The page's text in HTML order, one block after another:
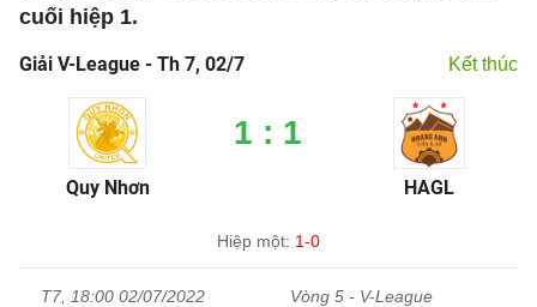
cuối hiệp 1.
Giải V-League - Th 7, 02/7 Kết thúc
Quy Nhơn
1 : 1
HAGL
Hiệp một: 1-0
T7, 18:00 02/07/2022 Vòng 5 - V-League